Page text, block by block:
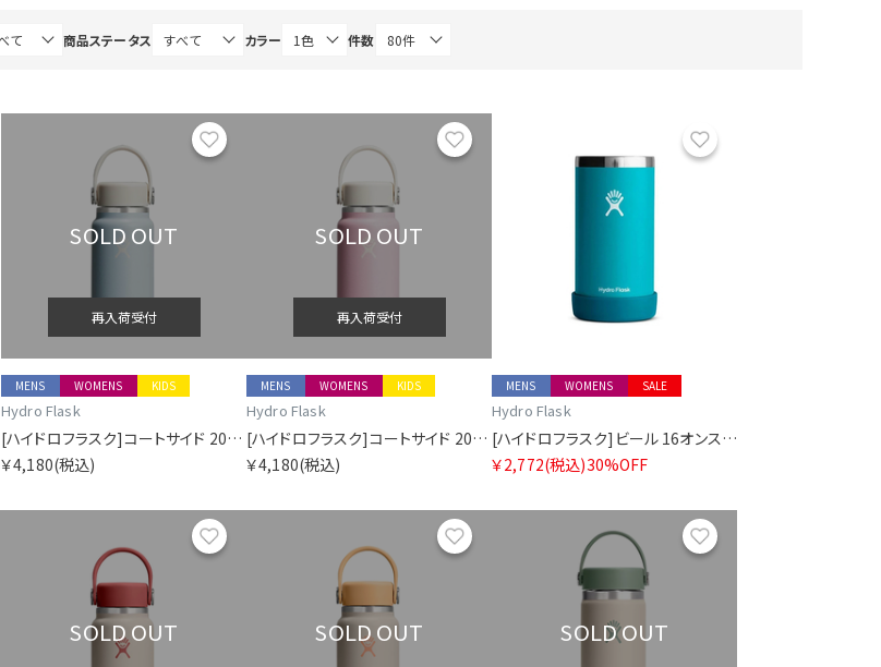
商品ステータス カラー 件数
SOLD OUT
再入荷受付
MENS WOMENS KIDS
Hydro Flask
[ハイドロフラスク]コートサイド 200ミリリットル マイクロ ハイドロ シーラスブルー
￥4,180(税込)
SOLD OUT
再入荷受付
MENS WOMENS KIDS
Hydro Flask
[ハイドロフラスク]コートサイド 200ミリリットル マイクロ ハイドロ ローズヒップピンク
￥4,180(税込)
SALE
MENS WOMENS
Hydro Flask
[ハイドロフラスク]ビール 16オンス クーラー カップ
￥2,772(税込)30%OFF
SOLD OUT SOLD OUT SOLD OUT